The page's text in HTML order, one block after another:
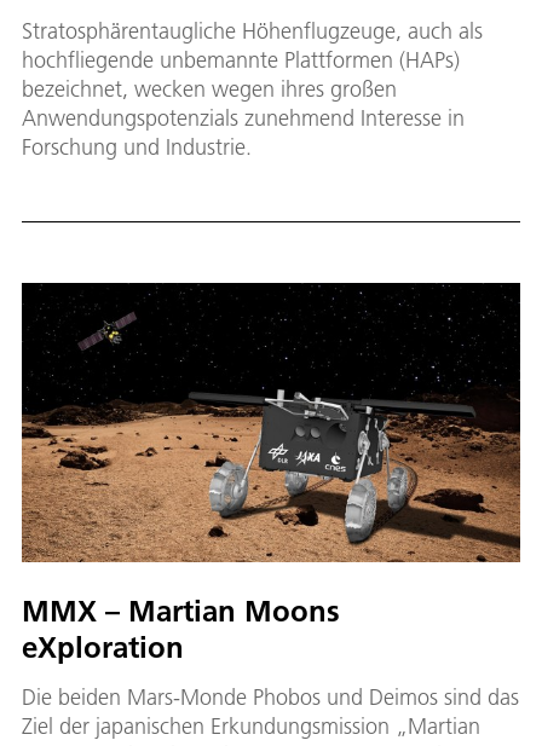
Stratosphärentaugliche Höhenflugzeuge, auch als
hochfliegende unbemannte Plattformen (HAPs)
bezeichnet, wecken wegen ihres großen
Anwendungspotenzials zunehmend Interesse in
Forschung und Industrie.
MMX – Martian Moons
eXploration
Die beiden Mars-Monde Phobos und Deimos sind das
Ziel der japanischen Erkundungsmission „Martian